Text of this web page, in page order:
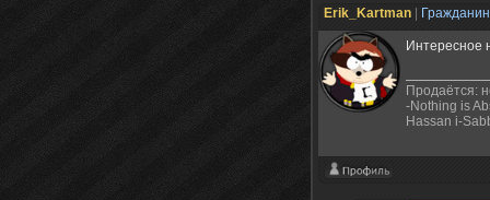
Erik_Kartman
Интересное
Продаётся:
-Nothing is
Hassan i-